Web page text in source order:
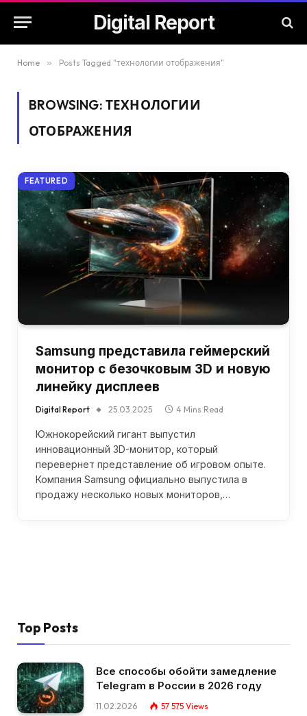
Digital Report
Home » Posts Tagged "технологии отображения"
BROWSING: ТЕХНОЛОГИИ
ОТОБРАЖЕНИЯ
FEATURED
Samsung представила геймерский
монитор с безочковым 3D и новую
линейку дисплеев
Digital Report 25.03.2025 4 Mins Read
Южнокорейский гигант выпустил
инновационный 3D-монитор, который
перевернет представление об игровом опыте.
Компания Samsung официально выпустила в
продажу несколько новых мониторов,…
Top Posts
Все способы обойти замедление
Telegram в России в 2026 году
11.02.2026 57 575 Views